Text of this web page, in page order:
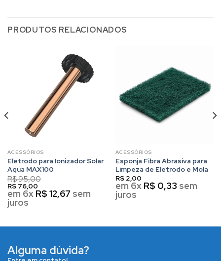
PRODUTOS RELACIONADOS
ACESSÓRIOS
Eletrodo para Ionizador Solar
Aqua MAX100
R$95,00
R$76,00
em 6x R$ 12,67 sem
juros
ACESSÓRIOS
Esponja Fibra Abrasiva para
Limpeza de Eletrodo e Mola
R$2,00
em 6x R$ 0,33 sem
juros
Alguma dúvida?